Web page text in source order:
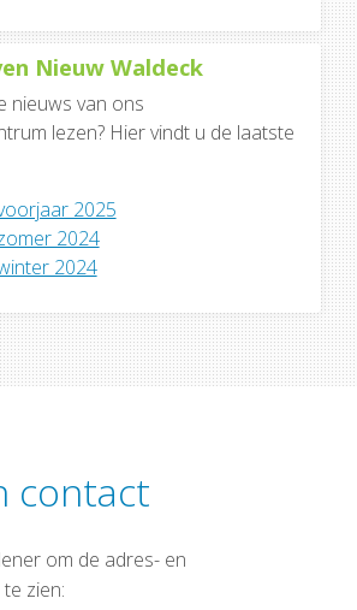
Nieuw Waldeck
nieuws van ons
lezen? Hier vindt u de laatste
2025
2024
2024
contact
om de adres- en
zien: